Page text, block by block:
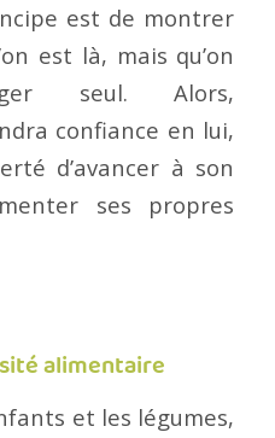
est de montrer
est là, mais qu’on
seul. Alors,
confiance en lui,
d’avancer à son
ses propres
alimentaire
et les légumes,